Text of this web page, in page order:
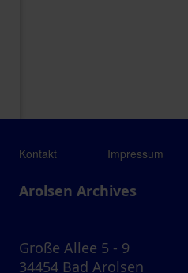
Kontakt Impressum
Arolsen Archives
Große Allee 5 - 9
34454 Bad Arolsen